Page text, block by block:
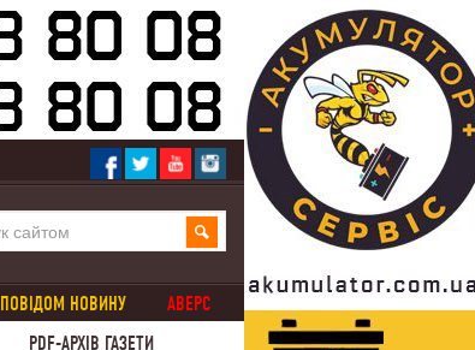
ПОВІДОМ НОВИНУ
АВЕРС
PDF-АРХІВ ГАЗЕТИ